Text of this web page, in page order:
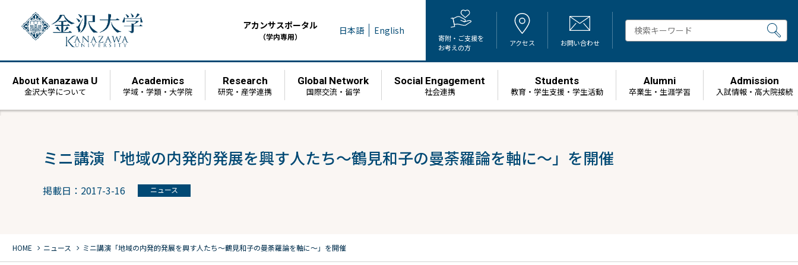
アカンサスポータル
（学内専用） 日本語 English
寄附・ご支援を
お考えの方
アクセス お問い合わせ
About Kanazawa U
金沢大学について
Academics
学域・学類・大学院
Research
研究・産学連携
Global Network
国際交流・留学
Social Engagement
社会連携
Students
教育・学生支援・学生活動
Alumni
卒業生・生涯学習
Admission
⼊試情報・高大院接続
ミニ講演「地域の内発的発展を興す人たち～鶴見和子の曼荼羅論を軸に～」を開催
掲載日：2017-3-16 ニュース
HOME chevron_right ニュース chevron_right ミニ講演「地域の内発的発展を興す人たち～鶴見和子の曼荼羅論を軸に～」を開催